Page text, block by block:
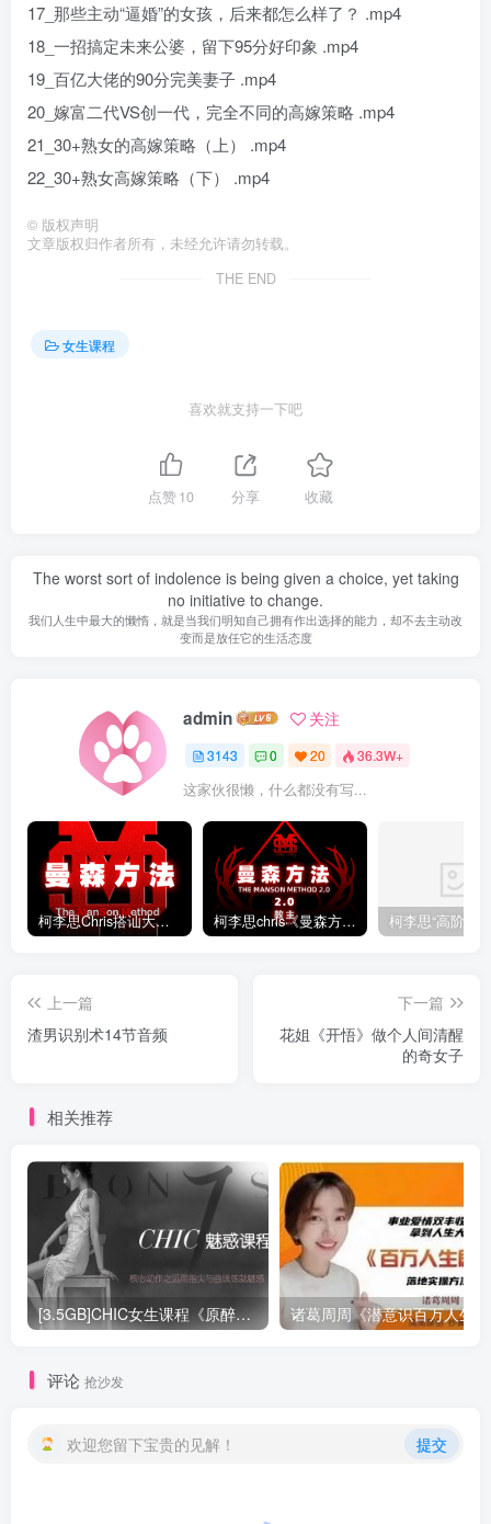
17_那些主动“逼婚”的女孩，后来都怎么样了？ .mp4
18_一招搞定未来公婆，留下95分好印象 .mp4
19_百亿大佬的90分完美妻子 .mp4
20_嫁富二代VS创一代，完全不同的高嫁策略 .mp4
21_30+熟女的高嫁策略（上） .mp4
22_30+熟女高嫁策略（下） .mp4
© 版权声明
文章版权归作者所有，未经允许请勿转载。
THE END
女生课程
喜欢就支持一下吧
点赞10 分享 收藏
The worst sort of indolence is being given a choice, yet taking
no initiative to change.
我们人生中最大的懒惰，就是当我们明知自己拥有作出选择的能力，却不去主动改
变而是放任它的生活态度
admin 关注
3143 0 20 36.3W+
这家伙很懒，什么都没有写...
柯李思Chris搭讪大师“曼森方法”完整版下载 柯李思chris《曼森方法2.0课程》百度云免费下载
上一篇
渣男识别术14节音频
下一篇
花姐《开悟》做个人间清醒
的奇女子
相关推荐
[3.5GB]CHIC女生课程《原醉妖娆魅惑术1-6系列课程》网盘下载
评论 抢沙发
欢迎您留下宝贵的见解！ 提交